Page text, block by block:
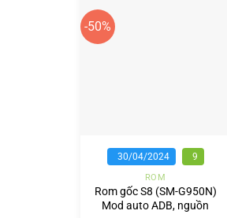
-50%
30/04/2024 9
ROM
Rom gốc S8 (SM-G950N)
Mod auto ADB, nguồn